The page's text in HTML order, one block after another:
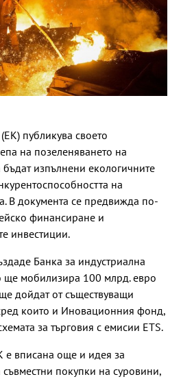
публикува своето
на позеленяването на
бъдат изпълнени екологичните
на
В документа се предвижда по-
финансиране и
инвестиции.
Банка за индустриална
ще мобилизира 100 млрд. евро
дойдат от съществуващи
които и Иновационния фонд,
за търговия с емисии ETS.
вписана още и идея за
покупки на суровини,